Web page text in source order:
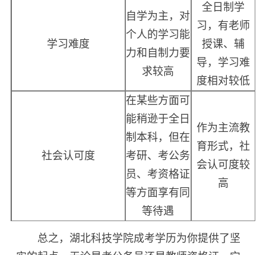
学习难度
自学为主，对
个人的学习能
力和自制力要
求较高
全日制学
习，有老师
授课、辅
导，学习难
度相对较低
社会认可度
在某些方面可
能稍逊于全日
制本科，但在
考研、考公务
员、考资格证
等方面享有同
等待遇
作为主流教
育形式，社
会认可度较
高
总之，湖北科技学院成考学历为你提供了坚